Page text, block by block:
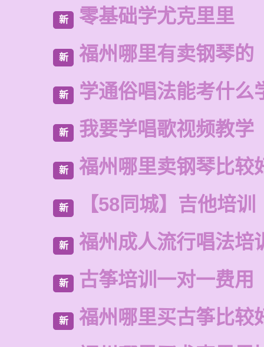
新 零基础学尤克里里
新 福州哪里有卖钢琴的
新 学通俗唱法能考什么
新 我要学唱歌视频教学
新 福州哪里卖钢琴比较
新 【58同城】吉他培训
新 福州成人流行唱法培
新 古筝培训一对一费用
新 福州哪里买古筝比较